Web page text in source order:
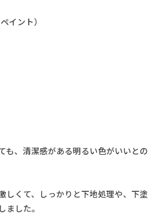
イント）
も、清潔感がある明るい色がいいとの
しくて、しっかりと下地処理や、下塗
ました。